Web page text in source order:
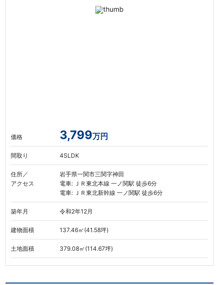
価格 3,799万円
間取り 4SLDK
住所／
アクセス
岩手県一関市三関字神田
電車: ＪＲ東北本線 一ノ関駅 徒歩6分
電車: ＪＲ東北新幹線 一ノ関駅 徒歩6分
築年月 令和2年12月
建物面積 137.46㎡(41.58坪)
土地面積 379.08㎡(114.67坪)